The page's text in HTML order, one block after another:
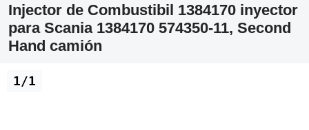
Injector de Combustibil 1384170 inyector
para Scania 1384170 574350-11, Second
Hand camión
1/1